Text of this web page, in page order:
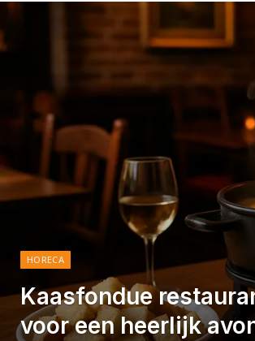
HORECA
Kaasfondue
voor een heerlijk